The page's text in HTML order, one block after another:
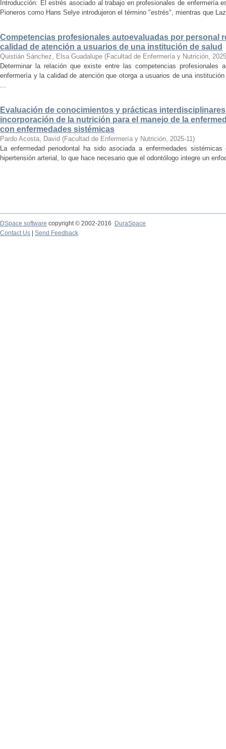
Introducción: El estrés asociado al trabajo en profesionales de enfermería
Pioneros como Hans Selye introdujeron el término "estrés", mientras que
Competencias profesionales autoevaluadas por personal
calidad de atención a usuarios de una institución de salud
Quistián Sánchez, Elsa Guadalupe (Facultad de Enfermería y Nutrición,
Determinar la relación que existe entre las competencias profesionales
enfermería y la calidad de atención que otorga a usuarios de una
...
Evaluación de conocimientos y prácticas
incorporación de la nutrición para el manejo de la
con enfermedades sistémicas
Pardo Acosta, David (Facultad de Enfermería y Nutrición, 2025-11)
La enfermedad periodontal ha sido asociada a enfermedades
hipertensión arterial, lo que hace necesario que el odontólogo integre un
DSpace software copyright © 2002-2016
DuraSpace
Contact Us
Send Feedback